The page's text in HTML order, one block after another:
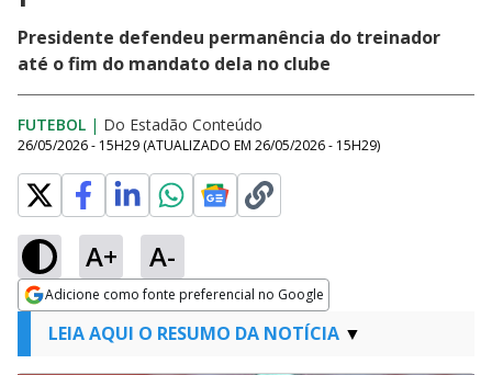
Presidente defendeu permanência do treinador
até o fim do mandato dela no clube
FUTEBOL | Do Estadão Conteúdo
26/05/2026 - 15H29 (ATUALIZADO EM 26/05/2026 - 15H29)
A+ A-
Adicione como fonte preferencial no Google
Opens in new window
LEIA AQUI O RESUMO DA NOTÍCIA